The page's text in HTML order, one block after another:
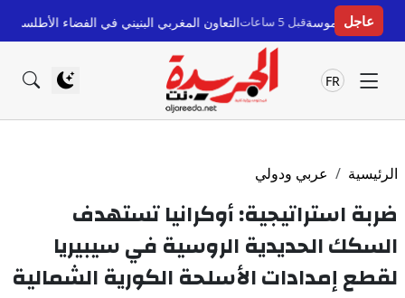
عاجل
قبل 5 ساعات التعاون المغربي البنيني في الفضاء الأطلسي: شراكة
FR
الرئيسية عربي ودولي
ضربة استراتيجية: أوكرانيا تستهدف
السكك الحديدية الروسية في سيبيريا
لقطع إمدادات الأسلحة الكورية الشمالية